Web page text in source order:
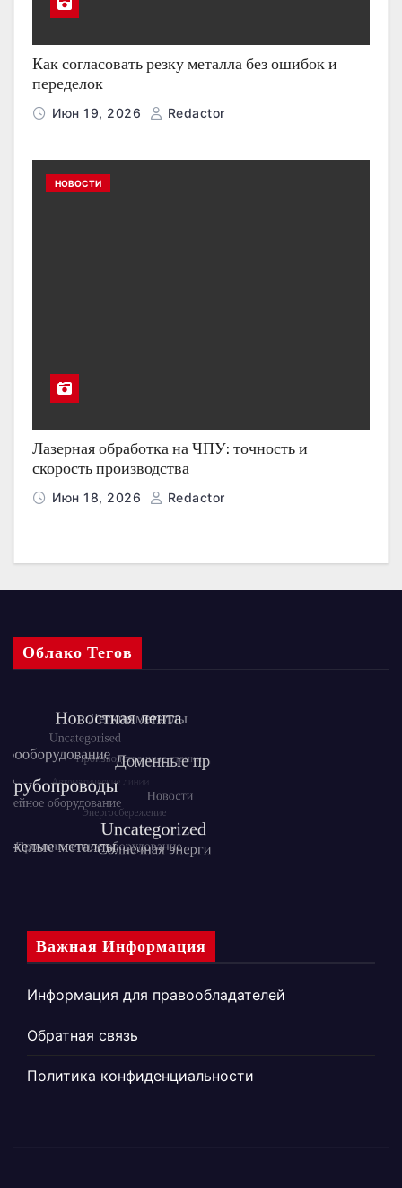
Как согласовать резку металла без ошибок и
переделок
Июн 19, 2026 Redactor
НОВОСТИ
Лазерная обработка на ЧПУ: точность и
скорость производства
Июн 18, 2026 Redactor
Облако Тегов
Важная Информация
Информация для правообладателей
Обратная связь
Политика конфиденциальности